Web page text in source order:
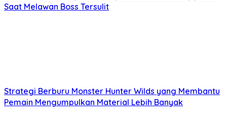
Saat Melawan Boss Tersulit
Strategi Berburu Monster Hunter Wilds yang Membantu
Pemain Mengumpulkan Material Lebih Banyak